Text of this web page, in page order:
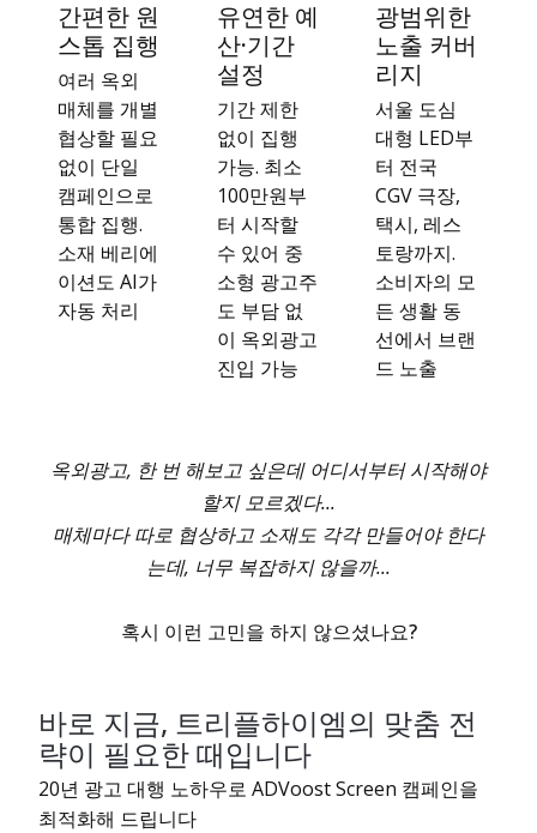
간편한 원
스톱 집행
여러 옥외
매체를 개별
협상할 필요
없이 단일
캠페인으로
통합 집행.
소재 베리에
이션도 AI가
자동 처리
유연한 예
산·기간
설정
기간 제한
없이 집행
가능. 최소
100만원부
터 시작할
수 있어 중
소형 광고주
도 부담 없
이 옥외광고
진입 가능
광범위한
노출 커버
리지
서울 도심
대형 LED부
터 전국
CGV 극장,
택시, 레스
토랑까지.
소비자의 모
든 생활 동
선에서 브랜
드 노출
옥외광고, 한 번 해보고 싶은데 어디서부터 시작해야
할지 모르겠다...
매체마다 따로 협상하고 소재도 각각 만들어야 한다
는데, 너무 복잡하지 않을까...
혹시 이런 고민을 하지 않으셨나요?
바로 지금, 트리플하이엠의 맞춤 전
략이 필요한 때입니다
20년 광고 대행 노하우로 ADVoost Screen 캠페인을
최적화해 드립니다